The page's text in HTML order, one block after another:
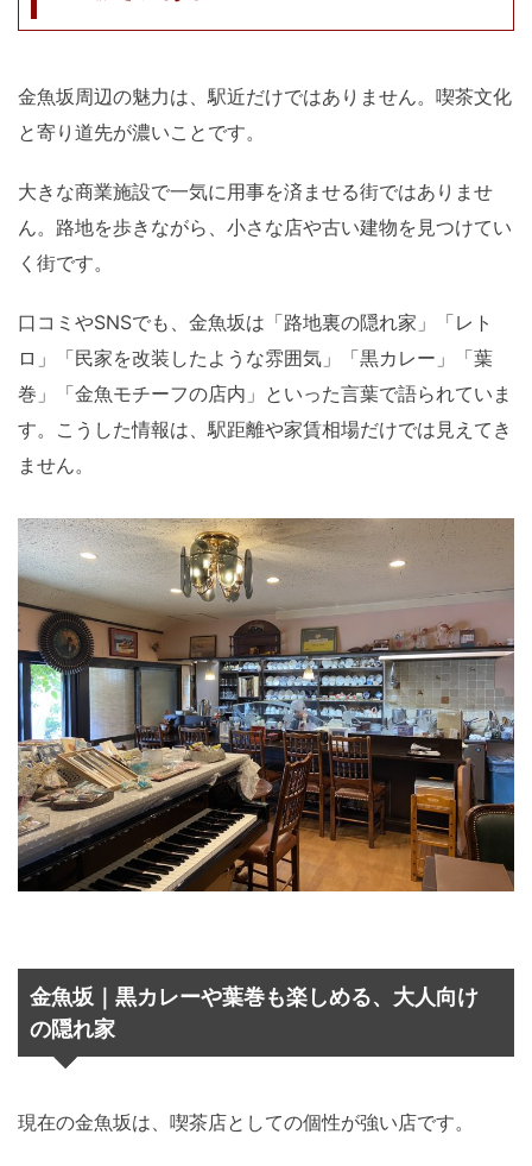
金魚坂周辺の魅力は、駅近だけではありません。喫茶文化
と寄り道先が濃いことです。
大きな商業施設で一気に用事を済ませる街ではありませ
ん。路地を歩きながら、小さな店や古い建物を見つけてい
く街です。
口コミやSNSでも、金魚坂は「路地裏の隠れ家」「レト
ロ」「民家を改装したような雰囲気」「黒カレー」「葉
巻」「金魚モチーフの店内」といった言葉で語られていま
す。こうした情報は、駅距離や家賃相場だけでは見えてき
ません。
金魚坂｜黒カレーや葉巻も楽しめる、大人向け
の隠れ家
現在の金魚坂は、喫茶店としての個性が強い店です。